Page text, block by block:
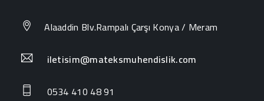
Alaaddin Blv.Rampalı Çarşı Konya / Meram
iletisim@mateksmuhendislik.com
0534 410 48 91